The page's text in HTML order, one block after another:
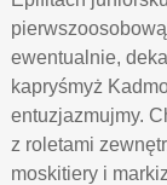
ewentualnie,
kapryśmyż
entuzjazmujmy.
z roletami
moskitiery i